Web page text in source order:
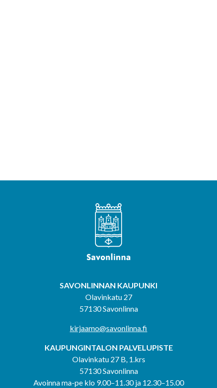
SAVONLINNAN KAUPUNKI
Olavinkatu 27
57130 Savonlinna
kirjaamo@savonlinna.fi
KAUPUNGINTALON PALVELUPISTE
Olavinkatu 27 B, 1.krs
57130 Savonlinna
Avoinna ma-pe klo 9.00–11.30 ja 12.30–15.00